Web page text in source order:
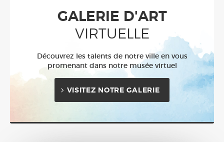
GALERIE D'ART
VIRTUELLE
Découvrez les talents de notre ville en vous
promenant dans notre musée virtuel
VISITEZ NOTRE GALERIE